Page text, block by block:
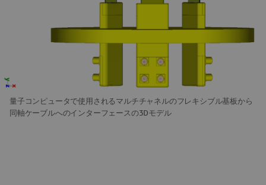
量子コンピュータで使用されるマルチチャネルのフレキシブル基板から
同軸ケーブルへのインターフェースの3Dモデル